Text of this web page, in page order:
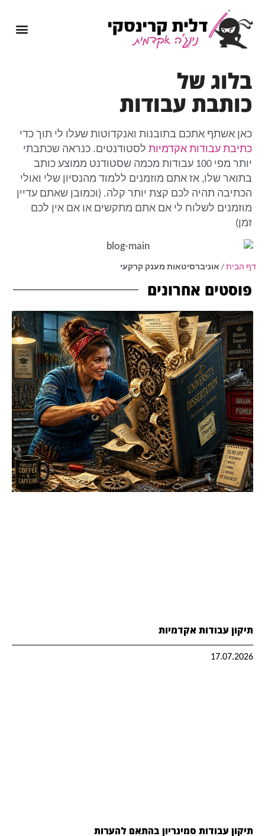
בלוג של
כותבת עבודות
כאן אשתף אתכם בתובנות ואנקדוטות שעלו לי תוך כדי
כתיבת עבודות אקדמיות לסטודנטים. כנראה שכתבתי
יותר מפי 100 עבודות מכמה שסטודנט ממוצע כותב
בתואר שלו, אז אתם מוזמנים ללמוד מהנסיון שלי ואולי
הכתיבה תהיה לכם קצת יותר קלה. (וכמובן שאתם עדיין
מוזמנים לשלוח לי אם אתם מתקשים או אם אין לכם
זמן)
דף הבית / אוניברסיטאות מענק קרקעי
פוסטים אחרונים
תיקון עבודות אקדמיות
17.07.2026
תיקון עבודות סמינריון בהתאם להערות